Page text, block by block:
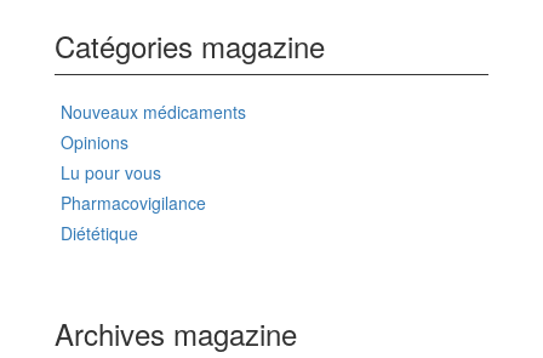
Catégories magazine
Nouveaux médicaments
Opinions
Lu pour vous
Pharmacovigilance
Diététique
Archives magazine